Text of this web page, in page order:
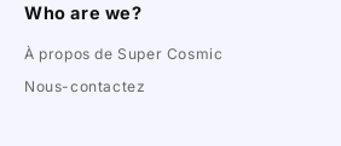
Who are we?
À propos de Super Cosmic
Nous-contactez